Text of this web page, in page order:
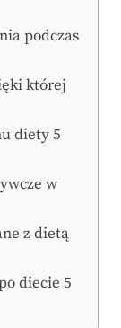
podczas
której
diety 5
w
z dietą
diecie 5